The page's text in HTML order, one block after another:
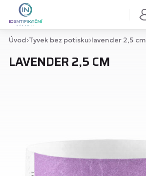
Úvod Tyvek bez potisku lavender 2,5 cm
LAVENDER 2,5 CM